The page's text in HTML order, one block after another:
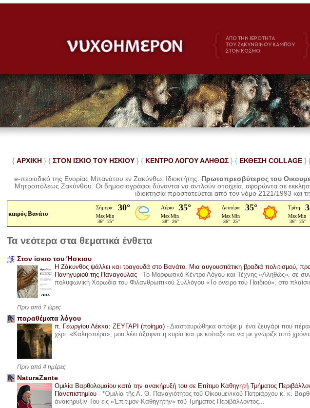
{ ΑΡΧΙΚΗ } { ΣΤΟΝ ΙΣΚΙΟ ΤΟΥ ΗΣΚΙΟΥ } { ΚΕΝΤΡΟ ΛΟΓΟΥ ΑΛΗΘΩΣ } { ΕΚΘΕΣΗ COLLAGE }
e-περιοδικό της Ενορίας Μπανάτου εν Ζακύνθω. Ιδιοκτήτης: Πρωτοπρεσβύτερος του
Μητροπόλεως Ζακύνθου.Οι δημοσιογράφοι δύνανται να αντλούν στοιχεία, αφορώντα σε
ιδιοκτησία προστατεύεται από τον νόμο 2121/1993
καιρός Βανάτο
Τα νεότερα στα θεματικά ένθετα
Στον ίσκιο του Ήσκιου
Η Ζάκυνθος ψάλλει και τραγουδά στο Βανάτο. Μια αυγουστιάτικη βραδιά πολιτισμού,
Πανηγυριού της Παναγούλας - Το Μορφωτικό Κέντρο Λόγου και Τέχνης «Αληθώς», σε
πολυφωνική Χορωδία του Φιλανθρωπικού Συλλόγου «Το όνειρο του Παιδιού», στο
Πριν από 7 ώρες
παραθέματα λόγου
π. Γεωργίου Λέκκα: ΖΕΥΓΑΡΙ (ποίημα) - Διασταυρώθηκα απόψε μ’ ένα ζευγάρι που
χέρι. «Καλησπέρα», μου λέει άξαφνα η κυρία και με κοίταξε σα να με γνώριζε από
Πριν από 4 ημέρες
NaturaZante
Ομιλία Βαρθολομαίου κατά την ανακήρυξή του σε Επίτιμο Καθηγητή Τμήματος
Πανεπιστημίου - *Ὁμιλία τῆς Α. Θ. Παναγιότητος τοῦ Οἰκουμενικοῦ Πατριάρχου κ. κ.
ἀνακήρυξίν Του εἰς «Ἐπίτιμον Καθηγητήν» τοῦ Τμήματος Περιβάλλοντος...